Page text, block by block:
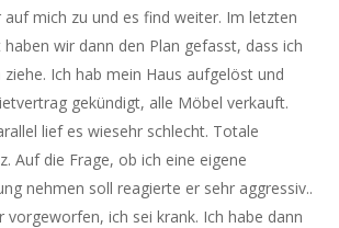
auf mich zu und es find weiter. Im letzten
haben wir dann den Plan gefasst, dass ich
ziehe. Ich hab mein Haus aufgelöst und
gekündigt, alle Möbel verkauft.
lief es wiesehr schlecht. Totale
Auf die Frage, ob ich eine eigene
nehmen soll reagierte er sehr aggressiv..
vorgeworfen, ich sei krank. Ich habe dann